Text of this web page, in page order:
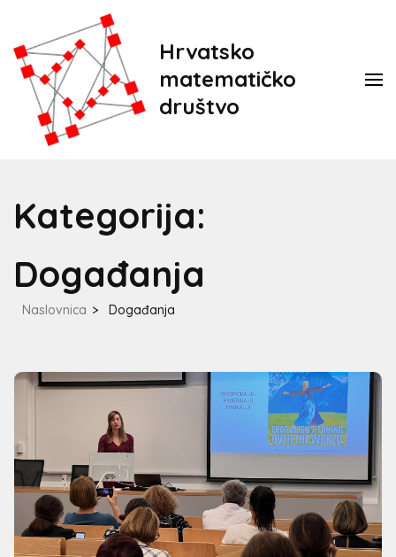
Hrvatsko
matematičko
društvo
Kategorija:
Događanja
Naslovnica > Događanja